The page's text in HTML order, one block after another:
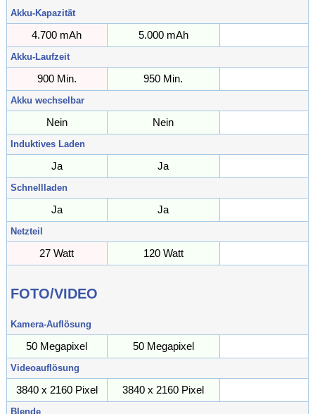
Akku-Kapazität
4.700 mAh 5.000 mAh
Akku-Laufzeit
900 Min. 950 Min.
Akku wechselbar
Nein Nein
Induktives Laden
Ja Ja
Schnellladen
Ja Ja
Netzteil
27 Watt 120 Watt
FOTO/VIDEO
Kamera-Auflösung
50 Megapixel 50 Megapixel
Videoauflösung
3840 x 2160 Pixel 3840 x 2160 Pixel
Blende